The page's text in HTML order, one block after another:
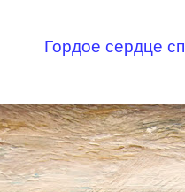
Гордое сердце